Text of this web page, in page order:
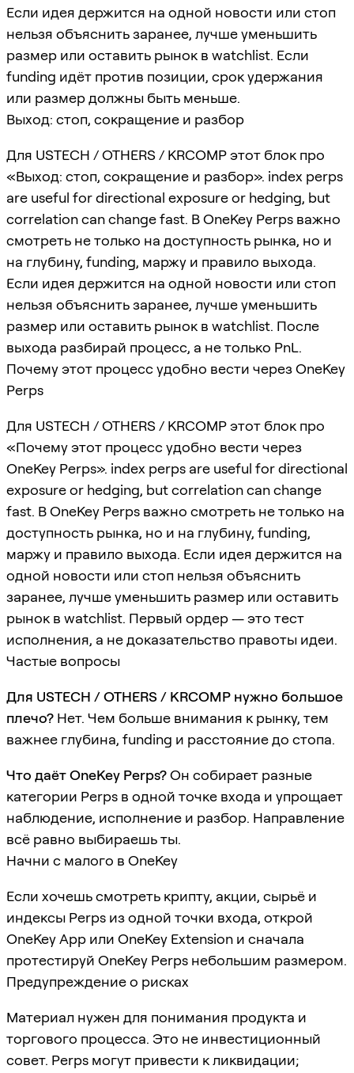
Если идея держится на одной новости или стоп
нельзя объяснить заранее, лучше уменьшить
размер или оставить рынок в watchlist. Если
funding идёт против позиции, срок удержания
или размер должны быть меньше.
Выход: стоп, сокращение и разбор
Для USTECH / OTHERS / KRCOMP этот блок про
«Выход: стоп, сокращение и разбор». index perps
are useful for directional exposure or hedging, but
correlation can change fast. В OneKey Perps важно
смотреть не только на доступность рынка, но и
на глубину, funding, маржу и правило выхода.
Если идея держится на одной новости или стоп
нельзя объяснить заранее, лучше уменьшить
размер или оставить рынок в watchlist. После
выхода разбирай процесс, а не только PnL.
Почему этот процесс удобно вести через OneKey
Perps
Для USTECH / OTHERS / KRCOMP этот блок про
«Почему этот процесс удобно вести через
OneKey Perps». index perps are useful for directional
exposure or hedging, but correlation can change
fast. В OneKey Perps важно смотреть не только на
доступность рынка, но и на глубину, funding,
маржу и правило выхода. Если идея держится на
одной новости или стоп нельзя объяснить
заранее, лучше уменьшить размер или оставить
рынок в watchlist. Первый ордер — это тест
исполнения, а не доказательство правоты идеи.
Частые вопросы
Для USTECH / OTHERS / KRCOMP нужно большое
плечо? Нет. Чем больше внимания к рынку, тем
важнее глубина, funding и расстояние до стопа.
Что даёт OneKey Perps?Он собирает разные
категории Perps в одной точке входа и упрощает
наблюдение, исполнение и разбор. Направление
всё равно выбираешь ты.
Начни с малого в OneKey
Если хочешь смотреть крипту, акции, сырьё и
индексы Perps из одной точки входа, открой
OneKey App или OneKey Extension и сначала
протестируй OneKey Perps небольшим размером.
Предупреждение о рисках
Материал нужен для понимания продукта и
торгового процесса. Это не инвестиционный
совет. Perps могут привести к ликвидации;